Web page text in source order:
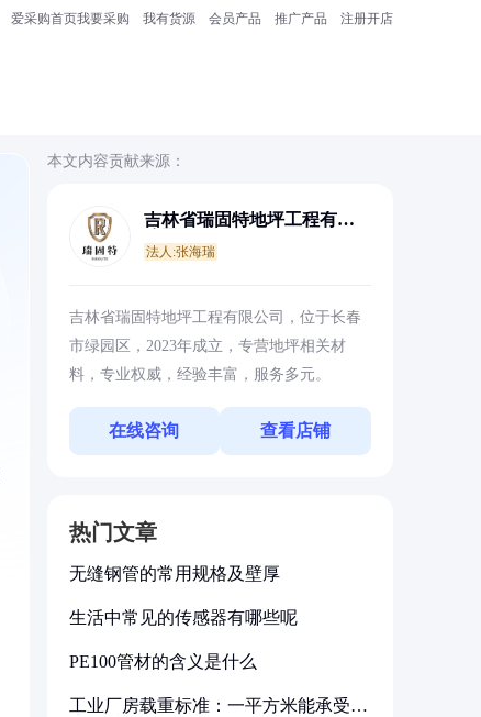
爱采购首页我要采购 我有货源 会员产品 推广产品 注册开店
本文内容贡献来源：
吉林省瑞固特地坪工程有限
法人:张海瑞
吉林省瑞固特地坪工程有限公司，位于长春
市绿园区，2023年成立，专营地坪相关材
料，专业权威，经验丰富，服务多元。
在线咨询 查看店铺
热门文章
无缝钢管的常用规格及壁厚
生活中常见的传感器有哪些呢
PE100管材的含义是什么
工业厂房载重标准：一平方米能承受多